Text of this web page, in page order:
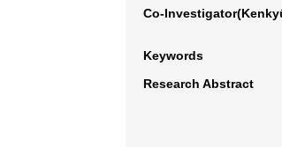
Co-
Keywords
Research Abstract